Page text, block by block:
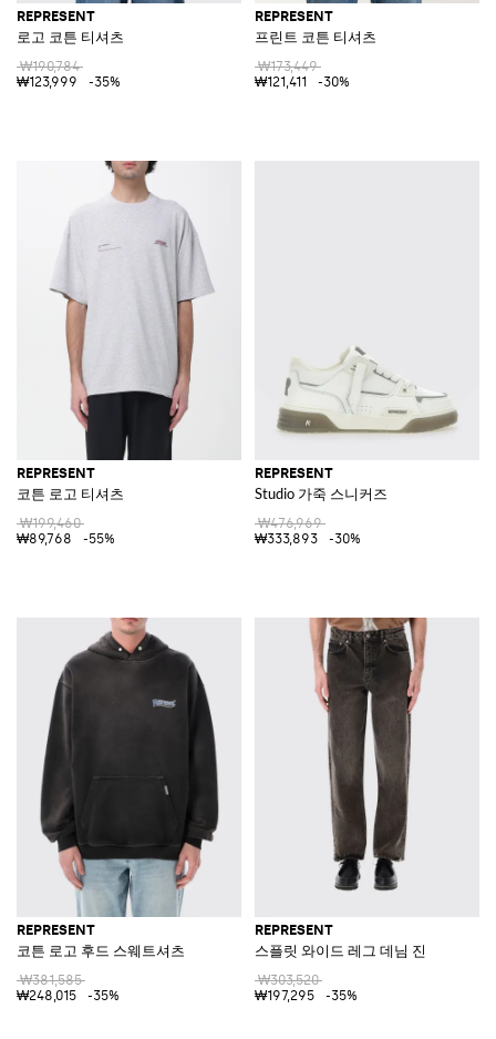
REPRESENT
로고 코튼 티셔츠
₩190,784
₩123,999
-35%
REPRESENT
프린트 코튼 티셔츠
₩173,449
₩121,411
-30%
REPRESENT
코튼 로고 티셔츠
₩199,460
₩89,768
-55%
REPRESENT
Studio 가죽 스니커즈
₩476,969
₩333,893
-30%
REPRESENT
코튼 로고 후드 스웨트셔츠
₩381,585
₩248,015
-35%
REPRESENT
스플릿 와이드 레그 데님 진
₩303,520
₩197,295
-35%